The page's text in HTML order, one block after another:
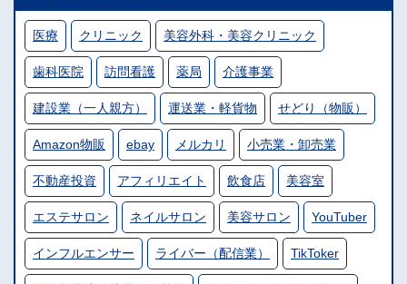
医療 クリニック 美容外科・美容クリニック
歯科医院 訪問看護 薬局 介護事業
建設業（一人親方） 運送業・軽貨物 せどり（物販）
Amazon物販 ebay メルカリ 小売業・卸売業
不動産投資 アフィリエイト 飲食店 美容室
エステサロン ネイルサロン 美容サロン YouTuber
インフルエンサー ライバー（配信業） TikToker